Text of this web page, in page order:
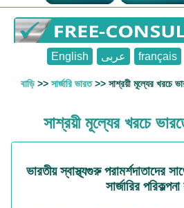
English عربى français
বাড়ি>> সার্জারি ভারত>> সাশ্রয়ী মূল্যের খরচে
সাশ্রয়ী মূল্যের খরচে ভারতে
ভারতীয় স্বাস্থ্যগুরু পরামর্শদাতাদের
সার্জারির